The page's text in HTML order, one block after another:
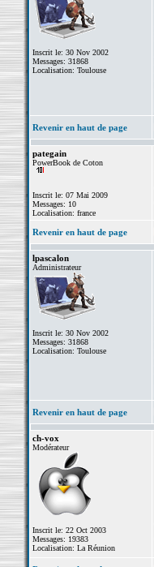
Inscrit le: 30 Nov 2002
Messages: 31868
Localisation: Toulouse
Revenir en haut de page
pategain
PowerBook de Coton
Inscrit le: 07 Mai 2009
Messages: 10
Localisation: france
Revenir en haut de page
lpascalon
Administrateur
Inscrit le: 30 Nov 2002
Messages: 31868
Localisation: Toulouse
Revenir en haut de page
ch-vox
Modérateur
Inscrit le: 22 Oct 2003
Messages: 19383
Localisation: La Réunion